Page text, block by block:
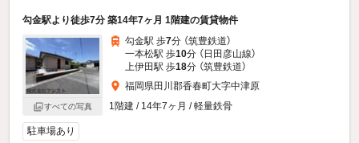
勾金駅より徒歩7分 築14年7ヶ月 1階建の賃貸物件
すべての写真
勾金駅 歩7分 （筑豊鉄道）
一本松駅 歩10分 （日田彦山線）
上伊田駅 歩18分 （筑豊鉄道）
福岡県田川郡香春町大字中津原
1階建 / 14年7ヶ月 / 軽量鉄骨
駐車場あり